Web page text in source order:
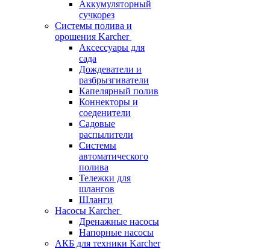
Аккумуляторный
сучкорез
Системы полива и
орошения Karcher
Аксессуары для
сада
Дождеватели и
разбрызгиватели
Капелярный полив
Коннекторы и
соеденители
Садовые
распылители
Системы
автоматического
полива
Тележки для
шлангов
Шланги
Насосы Karcher
Дренажные насосы
Напорные насосы
АКБ для техники Karcher